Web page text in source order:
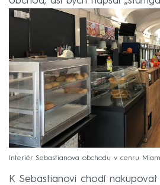
Interiér Sebastianova obchodu v cenru
K Sebastianovi chodí